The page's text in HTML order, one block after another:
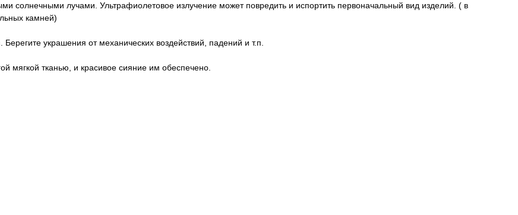
солнечными лучами. Ультрафиолетовое излучение может повредить и испортить первоначальный вид изделий. ( в
камней)
украшения от механических воздействий, падений и т.п.
мягкой тканью, и красивое сияние им обеспечено.